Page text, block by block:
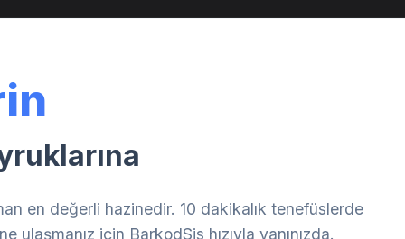
en değerli hazinedir. 10 dakikalık tenefüslerde
ulaşmanız için BarkodSis hızıyla yanınızda.